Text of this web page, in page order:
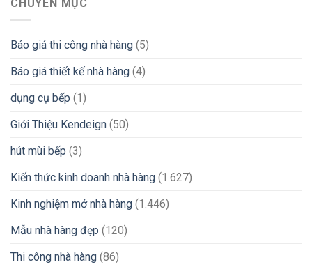
CHUYÊN MỤC
Báo giá thi công nhà hàng (5)
Báo giá thiết kế nhà hàng (4)
dụng cụ bếp (1)
Giới Thiệu Kendeign (50)
hút mùi bếp (3)
Kiến thức kinh doanh nhà hàng (1.627)
Kinh nghiệm mở nhà hàng (1.446)
Mẫu nhà hàng đẹp (120)
Thi công nhà hàng (86)